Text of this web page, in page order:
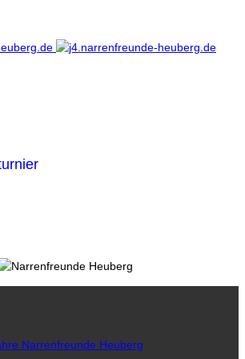
Narrenfreunde Heuberg